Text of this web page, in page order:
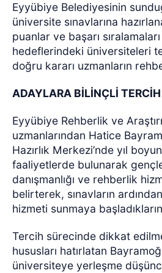
Eyyübiye Belediyesinin
üniversite sınavlarına
puanlar ve başarı
hedeflerindeki üniversiteleri
doğru kararı uzmanların
ADAYLARA BİLİNÇLİ TERCİH
Eyyübiye Rehberlik ve
uzmanlarından Hatice
Hazırlık Merkezi’nde yıl
faaliyetlerde bulunarak
danışmanlığı ve rehberlik
belirterek, sınavların
hizmeti sunmaya
Tercih sürecinde dikkat
hususları hatırlatan
üniversiteye yerleşme